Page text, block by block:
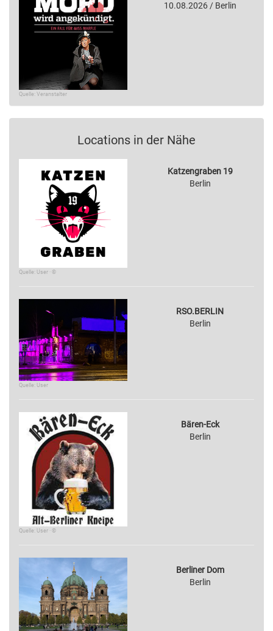
Quelle: Veranstalter
10.08.2026 / Berlin
Locations in der Nähe
Quelle: User · ©
Katzengraben 19
Berlin
Quelle: User
RSO.BERLIN
Berlin
Quelle: User · ©
Bären-Eck
Berlin
Berliner Dom
Berlin